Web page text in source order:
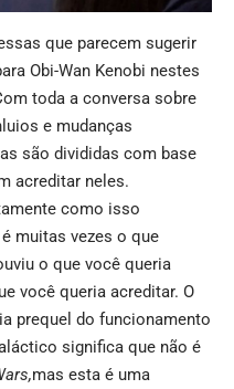
que parecem sugerir
Obi-Wan Kenobi nestes
toda a conversa sobre
e mudanças
são divididas com base
acreditar neles.
como isso
muitas vezes o que
o que você queria
você queria acreditar. O
prequel do funcionamento
significa que não é
mas esta é uma